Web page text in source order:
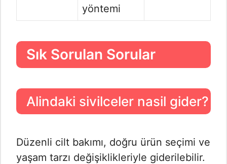
yöntemi
Sık Sorulan Sorular
Alindaki sivilceler nasil gider?
Düzenli cilt bakımı, doğru ürün seçimi ve
yaşam tarzı değişiklikleriyle giderilebilir.